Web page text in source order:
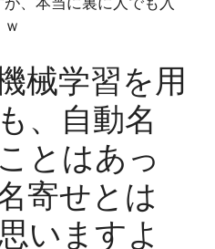
械学習を用
、自動名
とはあっ
寄せとは
いますよ